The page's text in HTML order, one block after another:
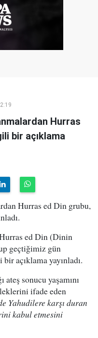
Hurras
bir açıklama
Hurras ed Din grubu,
ed Din (Dinin
geçtiğimiz gün
açıklama yayınladı.
sonucu yaşamını
ifade eden
Yahudilere karşı duran
kabul etmesini